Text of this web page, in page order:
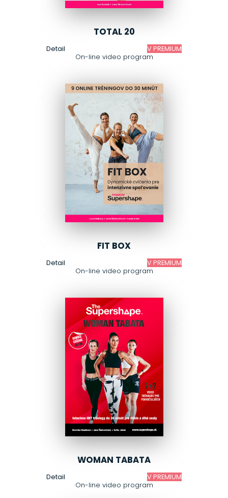
TOTAL 20
On-line video program
Detail V PREMIUM
FIT BOX
On-line video program
Detail V PREMIUM
WOMAN TABATA
On-line video program
Detail V PREMIUM